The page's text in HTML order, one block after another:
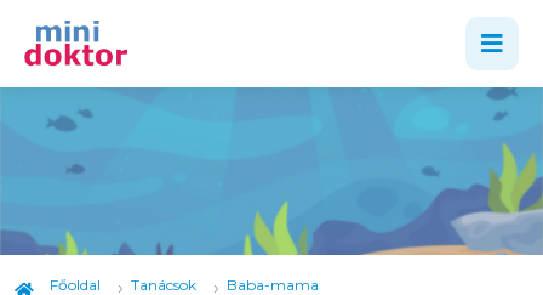
Főoldal Tanácsok
Baba-mama